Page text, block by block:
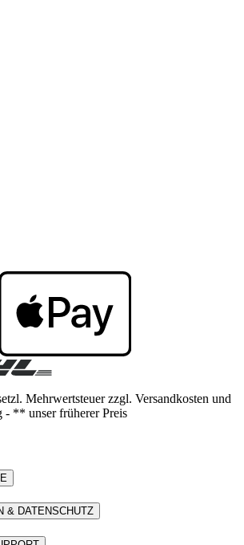
Mehrwertsteuer zzgl. Versandkosten und
- ** unser früherer Preis
& DATENSCHUTZ